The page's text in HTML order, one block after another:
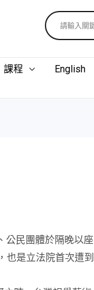
課程
English
公民團體於隔晚以座
也是立法院首次遭到